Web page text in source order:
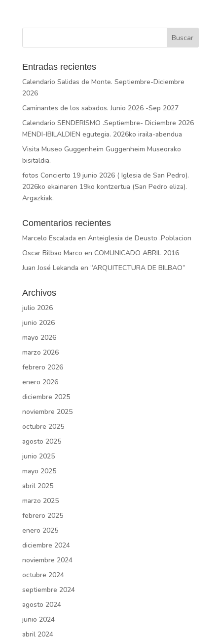
Entradas recientes
Calendario Salidas de Monte. Septiembre-Diciembre
2026
Caminantes de los sabados. Junio 2026 -Sep 2027
Calendario SENDERISMO .Septiembre- Diciembre 2026
MENDI-IBILALDIEN egutegia. 2026ko iraila-abendua
Visita Museo Guggenheim Guggenheim Museorako
bisitaldia.
fotos Concierto 19 junio 2026 ( Iglesia de San Pedro).
2026ko ekainaren 19ko kontzertua (San Pedro eliza).
Argazkiak.
Comentarios recientes
Marcelo Escalada en Anteiglesia de Deusto .Poblacion
Oscar Bilbao Marco en COMUNICADO ABRIL 2016
Juan José Lekanda en “ARQUITECTURA DE BILBAO”
Archivos
julio 2026
junio 2026
mayo 2026
marzo 2026
febrero 2026
enero 2026
diciembre 2025
noviembre 2025
octubre 2025
agosto 2025
junio 2025
mayo 2025
abril 2025
marzo 2025
febrero 2025
enero 2025
diciembre 2024
noviembre 2024
octubre 2024
septiembre 2024
agosto 2024
junio 2024
abril 2024